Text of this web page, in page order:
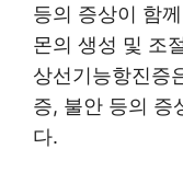
등의 증상이 함
몬의 생성 및 조
상선기능항진증
증, 불안 등의 증
다.